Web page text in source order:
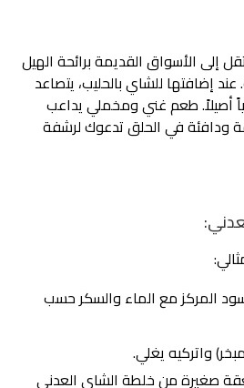
إلى الأسواق القديمة برائحة الهيل
إضافتها للشاي بالحليب، يتصاعد
أصيلاً. طعم غني ومخملي يداعب
ودافئة في الحلق تدعوك لرشفة
المركز مع الماء والسكر حسب
واتركيه يغلي.
صغيرة من خلطة الشاي العدني